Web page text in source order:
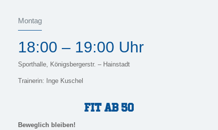
Montag
18:00 – 19:00 Uhr
Sporthalle, Königsbergerstr. – Hainstadt
Trainerin: Inge Kuschel
FIT AB 50
Beweglich bleiben!